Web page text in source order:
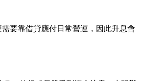
要靠借貸應付日常營運，因此升息會